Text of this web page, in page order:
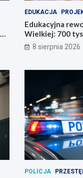
EDUKACJA
Edukacyjna
Wielkiej: 700
nauczycieli!
8 sierpnia 2026
POLICJA